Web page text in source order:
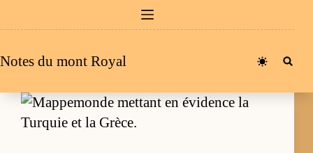
au
Notes du mont Royal